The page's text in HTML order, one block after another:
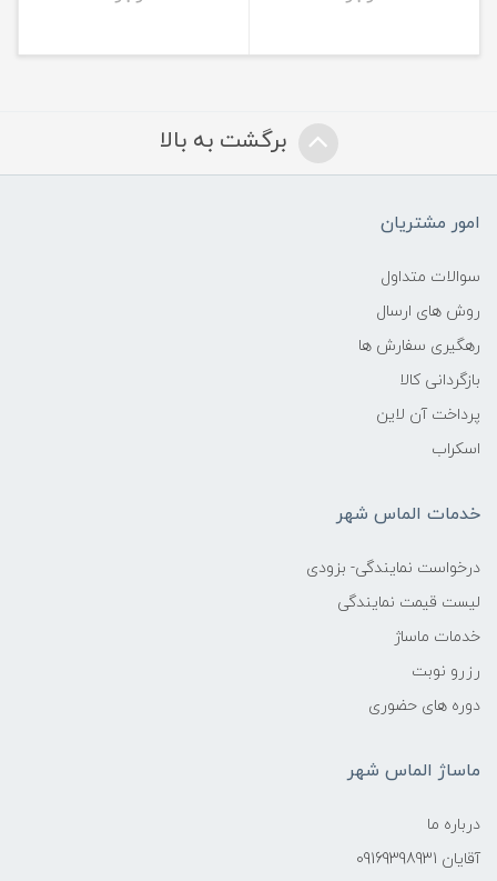
برگشت به بالا
امور مشتریان
سوالات متداول
روش های ارسال
رهگیری سفارش ها
بازگردانی کالا
پرداخت آن لاین
اسکراب
خدمات الماس شهر
درخواست نمایندگی- بزودی
لیست قیمت نمایندگی
خدمات ماساژ
رزرو نوبت
دوره های حضوری
ماساژ الماس شهر
درباره ما
آقایان 09169398931